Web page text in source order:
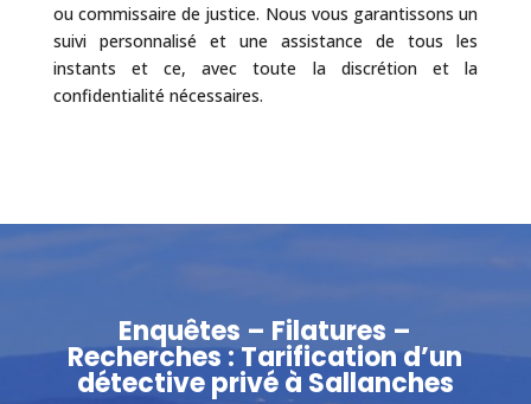
ou commissaire de justice. Nous vous garantissons un
suivi personnalisé et une assistance de tous les
instants et ce, avec toute la discrétion et la
confidentialité nécessaires.
Enquêtes – Filatures –
Recherches : Tarification d’un
détective privé à Sallanches